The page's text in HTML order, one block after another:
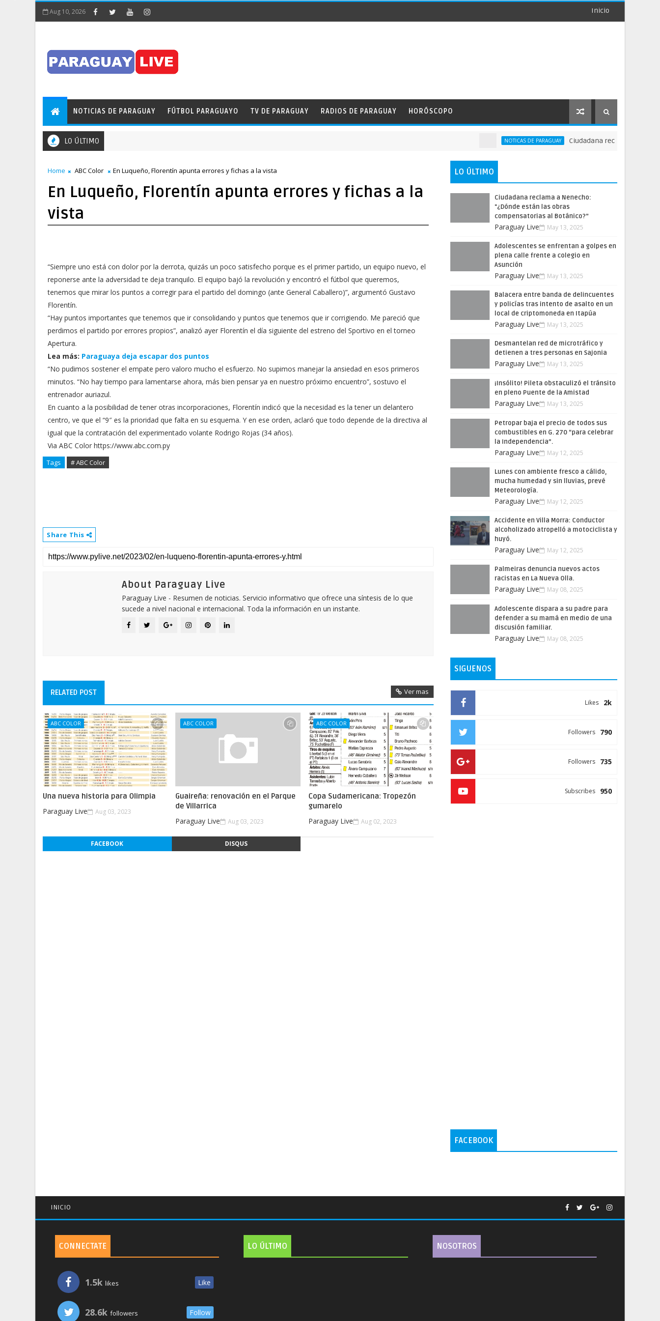
Aug 10, 2026 Inicio
NOTICIAS DE PARAGUAY FÚTBOL PARAGUAYO TV DE PARAGUAY RADIOS DE PARAGUAY HORÓSCOPO
LO ÚLTIMO NOTICAS DE PARAGUAY Ciudadana reclama a Nenecho:
Home ABC Color En Luqueño, Florentín apunta errores y fichas a la vista
En Luqueño, Florentín apunta errores y fichas a la
vista
“Siempre uno está con dolor por la derrota, quizás un poco satisfecho porque es el primer partido, un equipo nuevo, el
reponerse ante la adversidad te deja tranquilo. El equipo bajó la revolución y encontró el fútbol que queremos,
tenemos que mirar los puntos a corregir para el partido del domingo (ante General Caballero)”, argumentó Gustavo
Florentín.
“Hay puntos importantes que tenemos que ir consolidando y puntos que tenemos que ir corrigiendo. Me pareció que
perdimos el partido por errores propios”, analizó ayer Florentín el día siguiente del estreno del Sportivo en el torneo
Apertura.
Lea más: Paraguaya deja escapar dos puntos
“No pudimos sostener el empate pero valoro mucho el esfuerzo. No supimos manejar la ansiedad en esos primeros
minutos. “No hay tiempo para lamentarse ahora, más bien pensar ya en nuestro próximo encuentro”, sostuvo el
entrenador auriazul.
En cuanto a la posibilidad de tener otras incorporaciones, Florentín indicó que la necesidad es la tener un delantero
centro, ve que el “9″ es la prioridad que falta en su esquema. Y en ese orden, aclaró que todo depende de la directiva al
igual que la contratación del experimentado volante Rodrigo Rojas (34 años).
Via ABC Color https://www.abc.com.py
Tags # ABC Color
Share This
About Paraguay Live
Paraguay Live - Resumen de noticias. Servicio informativo que ofrece una síntesis de lo que
sucede a nivel nacional e internacional. Toda la información en un instante.
RELATED POST Ver mas
ABC COLOR
Una nueva historia para Olimpia
Paraguay Live Aug 03, 2023
ABC COLOR
Guaireña: renovación en el Parque
de Villarrica
Paraguay Live Aug 03, 2023
ABC COLOR
Copa Sudamericana: Tropezón
gumarelo
Paraguay Live Aug 02, 2023
FACEBOOK DISQUS
LO ÚLTIMO
Ciudadana reclama a Nenecho:
"¿Dónde están las obras
compensatorias al Botánico?”
Paraguay Live May 13, 2025
Adolescentes se enfrentan a golpes en
plena calle frente a colegio en
Asunción
Paraguay Live May 13, 2025
Balacera entre banda de delincuentes
y policías tras intento de asalto en un
local de criptomoneda en Itapúa
Paraguay Live May 13, 2025
Desmantelan red de microtráfico y
detienen a tres personas en Sajonia
Paraguay Live May 13, 2025
¡Insólito! Pileta obstaculizó el tránsito
en pleno Puente de la Amistad
Paraguay Live May 13, 2025
Petropar baja el precio de todos sus
combustibles en G. 270 “para celebrar
la Independencia”.
Paraguay Live May 12, 2025
Lunes con ambiente fresco a cálido,
mucha humedad y sin lluvias, prevé
Meteorología.
Paraguay Live May 12, 2025
Accidente en Villa Morra: Conductor
alcoholizado atropelló a motociclista y
huyó.
Paraguay Live May 12, 2025
Palmeiras denuncia nuevos actos
racistas en La Nueva Olla.
Paraguay Live May 08, 2025
Adolescente dispara a su padre para
defender a su mamá en medio de una
discusión familiar.
Paraguay Live May 08, 2025
SIGUENOS
2k
Likes
790
Followers
735
Followers
950
Subscribes
FACEBOOK
INICIO
CONNECTATE
1.5k likes Like
28.6k followers Follow
LO ÚLTIMO NOSOTROS